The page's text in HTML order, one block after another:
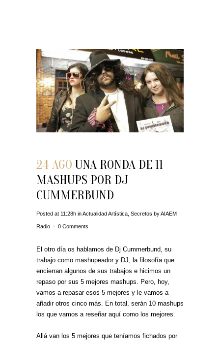
24 AGO UNA RONDA DE 11
MASHUPS POR DJ
CUMMERBUND
Posted at 11:28h inActualidad Artística Secretos byAIAEM
Radio 0 Comments
El otro día os hablamos de Dj Cummerbund, su
trabajo como mashupeador y DJ, la filosofía que
encierran algunos de sus trabajos e hicimos un
repaso por sus 5 mejores mashups. Pero, hoy,
vamos a repasar esos 5 mejores y le vamos a
añadir otros cinco más. En total, serán 10 mashups
los que vamos a reseñar aquí como los mejores.
Allá van los 5 mejores que teníamos fichados por